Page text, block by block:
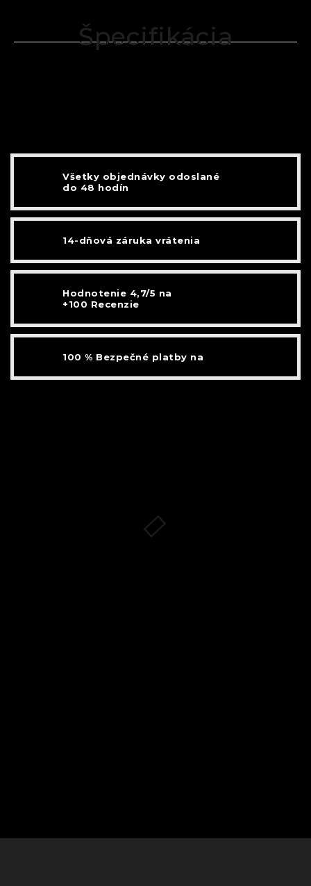
Špecifikácia
Všetky objednávky odoslané
do 48 hodín
14-dňová záruka vrátenia
Hodnotenie 4,7/5 na
+100 Recenzie
100 % Bezpečné platby na